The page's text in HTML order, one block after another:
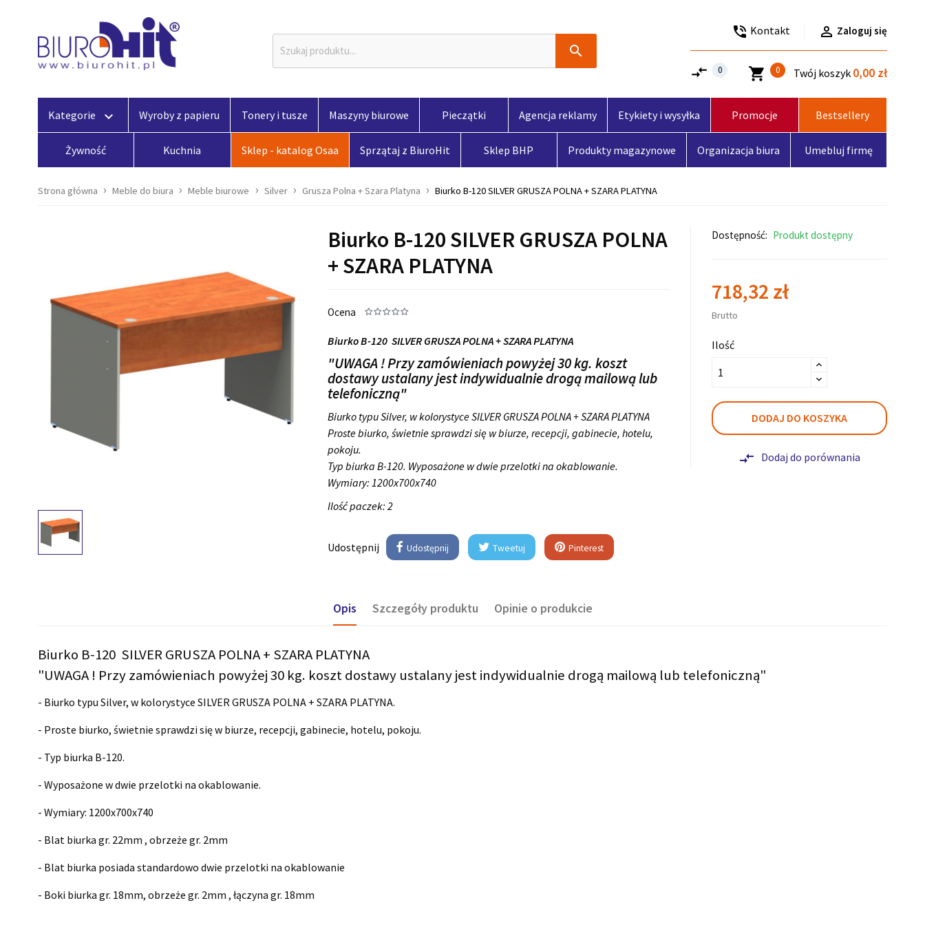

 Zaloguj się
phone_in_talk Kontakt
shopping_cart 0 Twój koszyk 0,00 zł
compare_arrows 0
Kategorie keyboard_arrow_down Wyroby z papieru Tonery i tusze Maszyny biurowe Pieczątki Agencja reklamy Etykiety i wysyłka Promocje Bestsellery
Żywność Kuchnia Sklep - katalog Osaa Sprzątaj z BiuroHit Sklep BHP Produkty magazynowe Organizacja biura Umebluj firmę
Strona główna Meble do biura Meble biurowe Silver Grusza Polna + Szara Platyna Biurko B-120 SILVER GRUSZA POLNA + SZARA PLATYNA
Biurko B-120 SILVER GRUSZA POLNA
+ SZARA PLATYNA
Ocena
Biurko B-120 SILVER GRUSZA POLNA + SZARA PLATYNA
"UWAGA ! Przy zamówieniach powyżej 30 kg. koszt
dostawy ustalany jest indywidualnie drogą mailową lub
telefoniczną"
Biurko typu Silver, w kolorystyce SILVER GRUSZA POLNA + SZARA PLATYNA
Proste biurko, świetnie sprawdzi się w biurze, recepcji, gabinecie, hotelu,
pokoju.
Typ biurka B-120. Wyposażone w dwie przelotki na okablowanie.
Wymiary:1200x700x740
Ilość paczek: 2
Udostępnij Udostępnij Tweetuj Pinterest
Dostępność: Produkt dostępny
718,32 zł
Brutto
Ilość
DODAJ DO KOSZYKA
compare_arrows Dodaj do porównania
Opis Szczegóły produktu Opinie o produkcie
Biurko B-120 SILVER GRUSZA POLNA + SZARA PLATYNA
"UWAGA ! Przy zamówieniach powyżej 30 kg. koszt dostawy ustalany jest indywidualnie drogą mailową lub telefoniczną"
- Biurko typu Silver, w kolorystyce SILVER GRUSZA POLNA + SZARA PLATYNA.
- Proste biurko, świetnie sprawdzi się w biurze, recepcji, gabinecie, hotelu, pokoju.
- Typ biurka B-120.
- Wyposażone w dwie przelotki na okablowanie.
- Wymiary: 1200x700x740
- Blat biurka gr. 22mm , obrzeże gr. 2mm
- Blat biurka posiada standardowo dwie przelotki na okablowanie
- Boki biurka gr. 18mm, obrzeże gr. 2mm , łączyna gr. 18mm